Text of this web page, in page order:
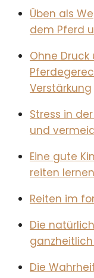
Üben als
dem Pferd
Ohne
Verstärkung
Stress in
und
Eine gute
reiten lernen
Reiten im
Die
Die